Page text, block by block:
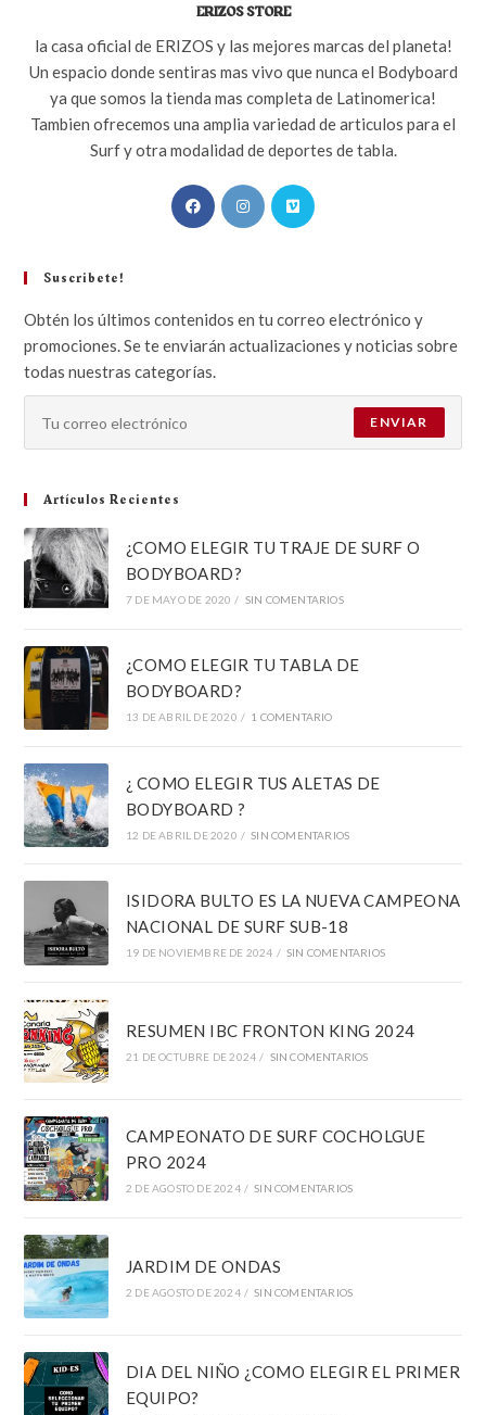
ERIZOS STORE
la casa oficial de ERIZOS y las mejores marcas del planeta!
Un espacio donde sentiras mas vivo que nunca el Bodyboard
ya que somos la tienda mas completa de Latinomerica!
Tambien ofrecemos una amplia variedad de articulos para el
Surf y otra modalidad de deportes de tabla.
Suscribete!
Obtén los últimos contenidos en tu correo electrónico y
promociones. Se te enviarán actualizaciones y noticias sobre
todas nuestras categorías.
ENVIAR
Artículos Recientes
¿COMO ELEGIR TU TRAJE DE SURF O
BODYBOARD?
7 DE MAYO DE 2020 / SIN COMENTARIOS
¿COMO ELEGIR TU TABLA DE
BODYBOARD?
13 DE ABRIL DE 2020 / 1 COMENTARIO
¿ COMO ELEGIR TUS ALETAS DE
BODYBOARD ?
12 DE ABRIL DE 2020 / SIN COMENTARIOS
ISIDORA BULTO ES LA NUEVA CAMPEONA
NACIONAL DE SURF SUB-18
19 DE NOVIEMBRE DE 2024 / SIN COMENTARIOS
RESUMEN IBC FRONTON KING 2024
21 DE OCTUBRE DE 2024 / SIN COMENTARIOS
CAMPEONATO DE SURF COCHOLGUE
PRO 2024
2 DE AGOSTO DE 2024 / SIN COMENTARIOS
JARDIM DE ONDAS
2 DE AGOSTO DE 2024 / SIN COMENTARIOS
DIA DEL NIÑO ¿COMO ELEGIR EL PRIMER
EQUIPO?